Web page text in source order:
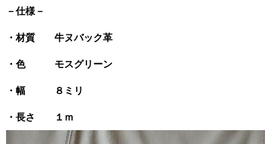
－仕様－
・材質 牛ヌバック革
・色 モスグリーン
・幅 ８ミリ
・長さ １ｍ